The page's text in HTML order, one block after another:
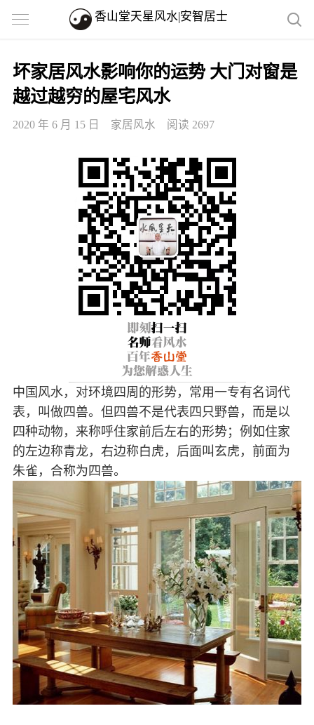
香山堂天星风水|安智居士
坏家居风水影响你的运势 大门对窗是
越过越穷的屋宅风水
2020 年 6 月 15 日 家居风水 阅读 2697
中国风水，对环境四周的形势，常用一专有名词代
表，叫做四兽。但四兽不是代表四只野兽，而是以
四种动物，来称呼住家前后左右的形势；例如住家
的左边称青龙，右边称白虎，后面叫玄虎，前面为
朱雀，合称为四兽。